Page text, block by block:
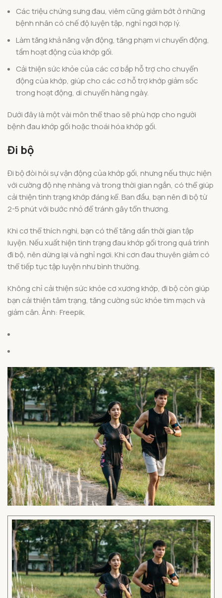
Các triệu chứng sưng đau, viêm cũng giảm bớt ở những
bệnh nhân có chế độ luyện tập, nghỉ ngơi hợp lý.
Làm tăng khả năng vận động, tăng phạm vi chuyển động,
tầm hoạt động của khớp gối.
Cải thiện sức khỏe của các cơ bắp hỗ trợ cho chuyển
động của khớp, giúp cho các cơ hỗ trợ khớp giảm sốc
trong hoạt động, di chuyển hàng ngày.
Dưới đây là một vài môn thể thao sẽ phù hợp cho người
bệnh đau khớp gối hoặc thoái hóa khớp gối.
Đi bộ
Đi bộ đòi hỏi sự vận động của khớp gối, nhưng nếu thực hiện
với cường độ nhẹ nhàng và trong thời gian ngắn, có thể giúp
cải thiện tình trạng khớp đáng kể. Ban đầu, bạn nên đi bộ từ
2-5 phút với bước nhỏ để tránh gây tổn thương.
Khi cơ thể thích nghi, bạn có thể tăng dần thời gian tập
luyện. Nếu xuất hiện tình trạng đau khớp gối trong quá trình
đi bộ, nên dừng lại và nghỉ ngơi. Khi cơn đau thuyên giảm có
thể tiếp tục tập luyện như bình thường.
Không chỉ cải thiện sức khỏe cơ xương khớp, đi bộ còn giúp
bạn cải thiện tâm trạng, tăng cường sức khỏe tim mạch và
giảm cân. Ảnh: Freepik.